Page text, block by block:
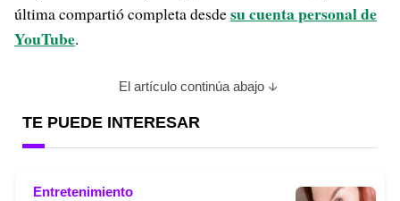
última compartió completa desdesu cuenta personal de
YouTube.
El artículo continúa abajo
TE PUEDE INTERESAR
Entretenimiento